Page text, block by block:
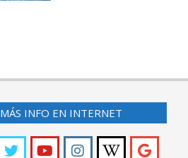
MÁS INFO EN INTERNET